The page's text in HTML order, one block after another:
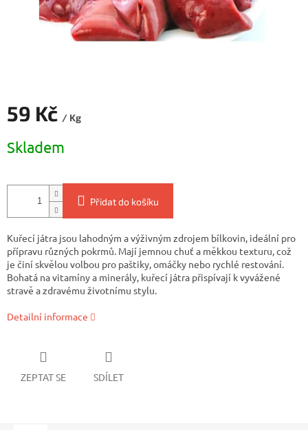
59 Kč / Kg
cena:
Skladem
Přidat do košíku
Kuřecí játra jsou lahodným a výživným zdrojem bílkovin, ideální pro
přípravu různých pokrmů. Mají jemnou chuť a měkkou texturu, což
je činí skvělou volbou pro paštiky, omáčky nebo rychlé restování.
Bohatá na vitamíny a minerály, kuřecí játra přispívají k vyvážené
stravě a zdravému životnímu stylu.
Detailní informace
ZEPTAT SE SDÍLET